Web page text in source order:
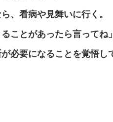
、看病や見舞いに行く。
ことがあったら言ってね
必要になることを覚悟し